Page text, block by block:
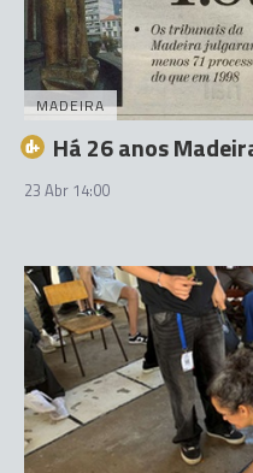
MADEIRA
Há 26 anos
23 Abr 14:00